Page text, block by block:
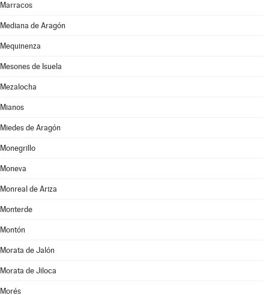
Marracos
Mediana de Aragón
Mequinenza
Mesones de Isuela
Mezalocha
Mianos
Miedes de Aragón
Monegrillo
Moneva
Monreal de Ariza
Monterde
Montón
Morata de Jalón
Morata de Jiloca
Morés